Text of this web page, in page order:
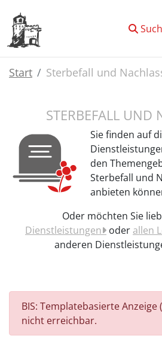
Zum Hauptinhalt springen
Start Sterbefall und
STERBEFALL UND
Sie finden auf
den
Sterbefall und
anbieten
Oder möchten Sie
Dienstleistungen
oder allen
anderen
BIS: Templatebasierte
nicht erreichbar.